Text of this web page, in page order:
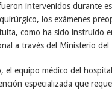
intervenidos durante
los exámenes
como ha sido instruido
a través del Ministerio
el equipo médico del
especializada que